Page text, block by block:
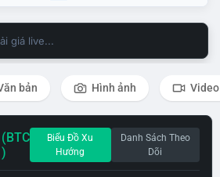
giá live...
bản Hình ảnh Video
(BTC
)
Biểu Đồ Xu
Hướng
Danh Sách Theo
Dõi